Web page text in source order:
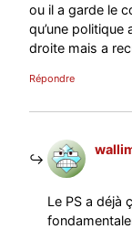
ou il a garde le
qu’une politique
droite mais a
Répondre
Le PS a déjà